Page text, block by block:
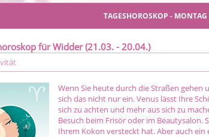
TAGESHOROSKOP -
für Widder (21.03. - 20.04.)
Wenn Sie heute durch die Straßen gehen
sich das nicht nur ein. Venus lässt Ihre
sich zu achten und mehr aus sich zu
Besuch beim Frisör oder im Beautysalon.
Ihrem Kokon versteckt hat. Aber auch